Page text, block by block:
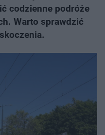
codzienne podróże
Warto sprawdzić